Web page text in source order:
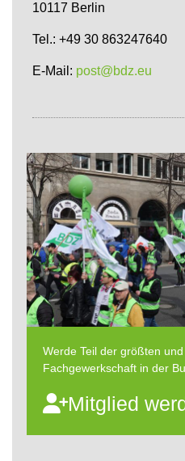
10117 Berlin
Tel.: +49 30 863247640
E-Mail: post@bdz.eu
Werde Teil der größten
Fachgewerkschaft in der
Mitglied